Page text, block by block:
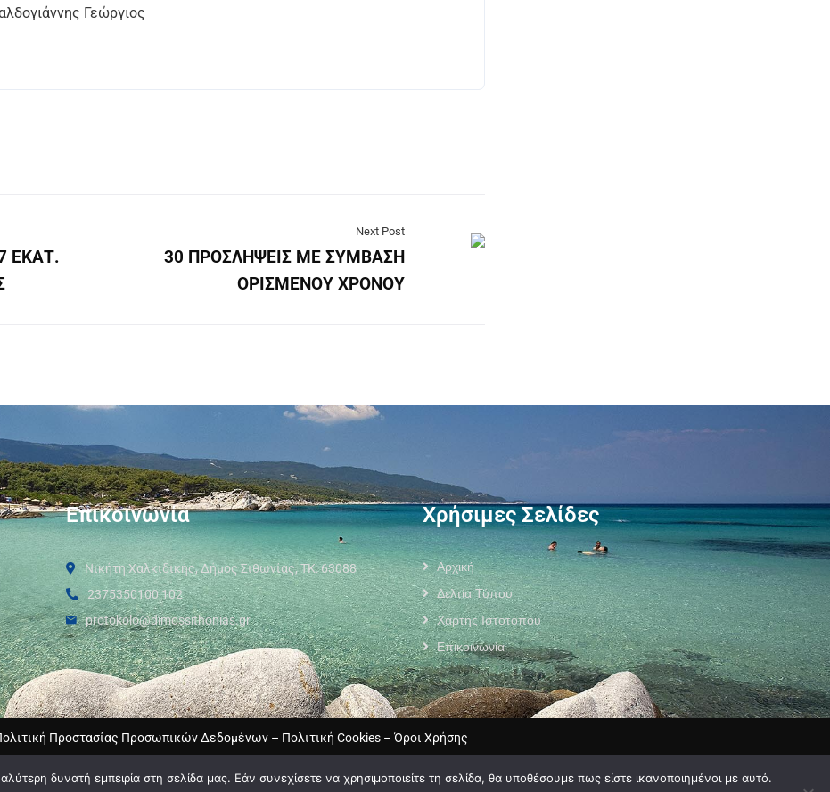
Γεώργιος
ΕΚΑΤ.
Next Post
30 ΠΡΟΣΛΗΨΕΙΣ ΜΕ ΣΥΜΒΑΣΗ
ΟΡΙΣΜΕΝΟΥ ΧΡΟΝΟΥ
Επικοινωνία
Νικήτη Χαλκιδικής, Δήμος Σιθωνίας, ΤΚ: 63088
2375350100 102
protokolo@dimossithonias.gr
Χρήσιμες Σελίδες
Αρχική
Δελτία Τύπου
Χάρτης Ιστοτόπου
Επικοινωνία
Προστασίας Προσωπικών Δεδομένων – Πολιτική Cookies – Όροι Χρήσης
δυνατή εμπειρία στη σελίδα μας. Εάν συνεχίσετε να χρησιμοποιείτε τη σελίδα, θα υποθέσουμε πως είστε ικανοποιημένοι με αυτό.